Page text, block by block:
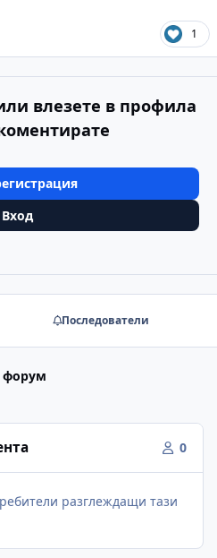
1
влезете в профила
Вход
Последователи
форум
0
разглеждащи тази